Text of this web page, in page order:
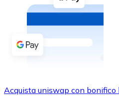
Acquista criptovalute in
Acquista con contanti
Bonifico SEPA
Acquista uniswap con bonifico